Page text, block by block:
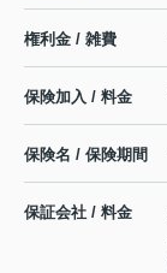
権利金 / 雑費
保険加入 / 料金
保険名 / 保険期間
保証会社 / 料金